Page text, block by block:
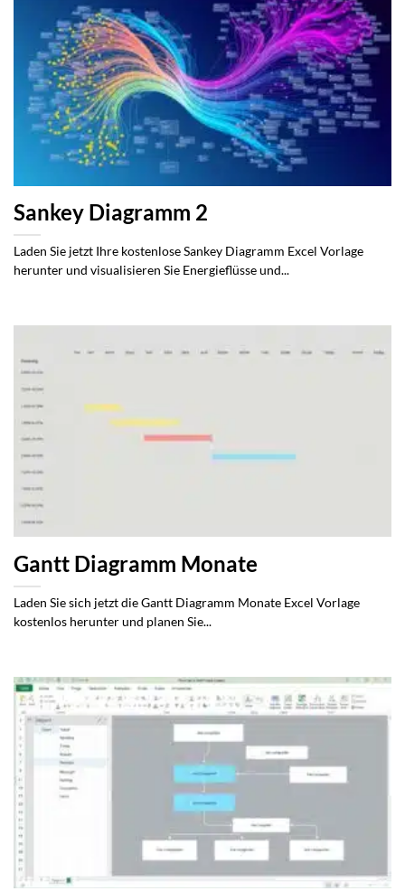
Sankey Diagramm 2
Laden Sie jetzt Ihre kostenlose Sankey Diagramm Excel Vorlage
herunter und visualisieren Sie Energieflüsse und...
Gantt Diagramm Monate
Laden Sie sich jetzt die Gantt Diagramm Monate Excel Vorlage
kostenlos herunter und planen Sie...